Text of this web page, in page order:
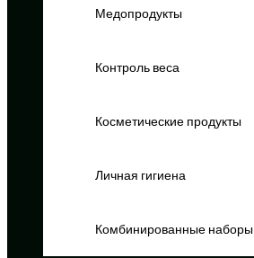
Медопродукты
Контроль веса
Косметические продукты
Личная гигиена
Комбинированные наборы